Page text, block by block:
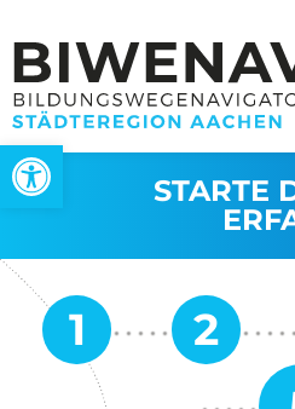
Werkzeugleiste öffnen
STARTE